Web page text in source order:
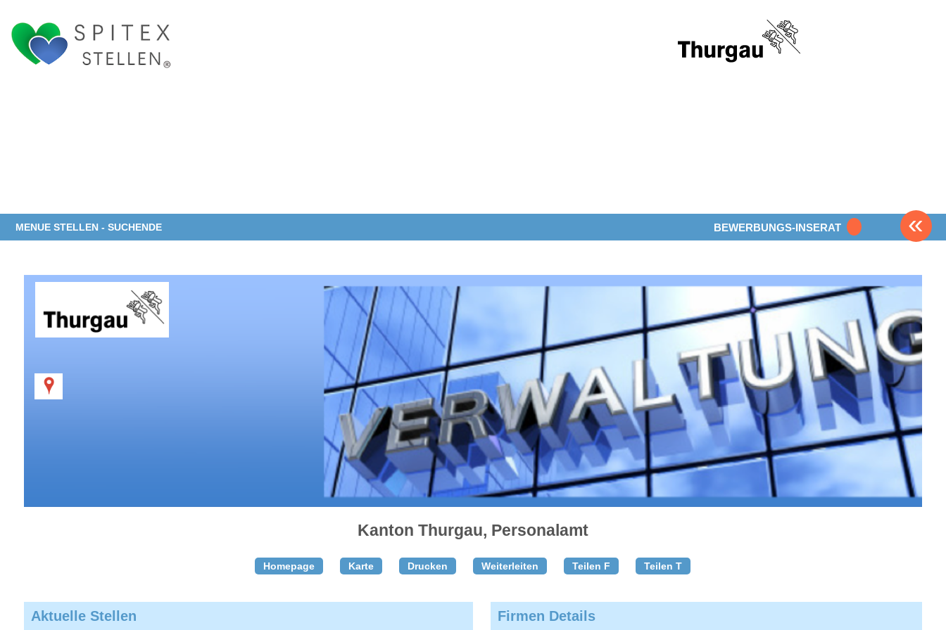
MENUE STELLEN - SUCHENDE BEWERBUNGS-INSERAT «
Kanton Thurgau, Personalamt
Homepage Karte Drucken Weiterleiten Teilen F Teilen T
Aktuelle Stellen Firmen Details